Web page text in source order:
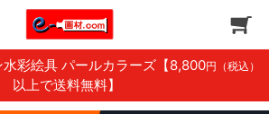
彩絵具 パールカラーズ 【8,800円（税込）
以上で送料無料】